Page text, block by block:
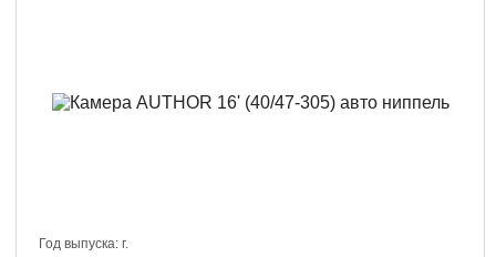
Год выпуска:г.